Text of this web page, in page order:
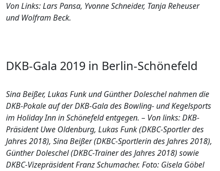
Von Links: Lars Pansa, Yvonne Schneider, Tanja Reheuser
und Wolfram Beck.
DKB-Gala 2019 in Berlin-Schönefeld
Sina Beißer, Lukas Funk und Günther Doleschel nahmen die
DKB-Pokale auf der DKB-Gala des Bowling- und Kegelsports
im Holiday Inn in Schönefeld entgegen. – Von links: DKB-
Präsident Uwe Oldenburg, Lukas Funk (DKBC-Sportler des
Jahres 2018), Sina Beißer (DKBC-Sportlerin des Jahres 2018),
Günther Doleschel (DKBC-Trainer des Jahres 2018) sowie
DKBC-Vizepräsident Franz Schumacher. Foto: Gisela Göbel